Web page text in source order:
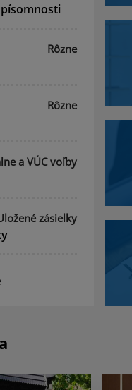
Rôzne
Rôzne
a VÚC voľby
zásielky